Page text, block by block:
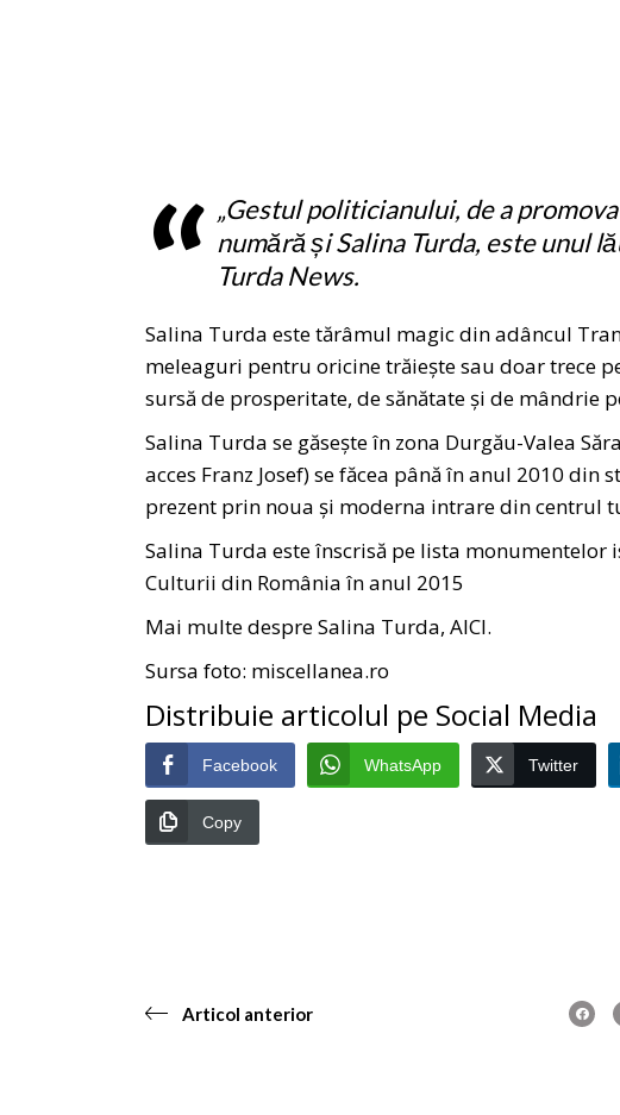
„Gestul politicianului, de a
numără și Salina Turda, este unul
Turda News.
Salina Turda este tărâmul magic din adâncul
meleaguri pentru oricine trăiește sau doar trece
sursă de prosperitate, de sănătate și de mândrie
Salina Turda se găsește în zona Durgău-Valea
acces Franz Josef) se făcea până în anul 2010
prezent prin noua și moderna intrare din centrul
Salina Turda este înscrisă pe lista
Culturii din România în anul 2015
Mai multe despre Salina Turda, AICI.
Sursa foto: miscellanea.ro
Distribuie articolul pe Social Media
Facebook WhatsApp Twitter
Copy
Articol anterior